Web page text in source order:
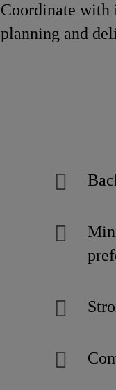
Coordinate with
planning and